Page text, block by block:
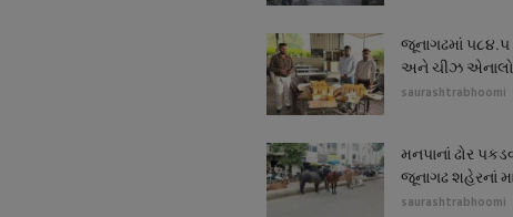
જૂનાગઢમાં ૫૮૪.૫
અને ચીઝ
saurashtrabhoomi
મનપાનાં ઢોર
જૂનાગઢ શહેરનાં
saurashtrabhoomi